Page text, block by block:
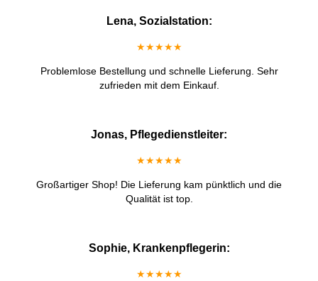
Lena, Sozialstation:
★★★★★
Problemlose Bestellung und schnelle Lieferung. Sehr
zufrieden mit dem Einkauf.
Jonas, Pflegedienstleiter:
★★★★★
Großartiger Shop! Die Lieferung kam pünktlich und die
Qualität ist top.
Sophie, Krankenpflegerin:
★★★★★